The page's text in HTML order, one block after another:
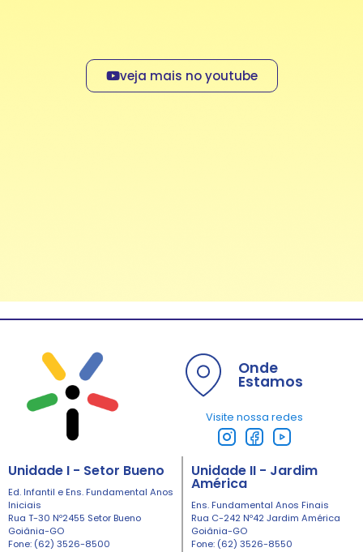
veja mais no youtube
Onde
Estamos
Visite nossa redes
Unidade I - Setor Bueno
Ed. Infantil e Ens. Fundamental Anos
Iniciais
Rua T-30 Nº2455 Setor Bueno
Goiânia-GO
Fone: (62) 3526-8500
Unidade II - Jardim
América
Ens. Fundamental Anos Finais
Rua C-242 Nº42 Jardim América
Goiânia-GO
Fone: (62) 3526-8550